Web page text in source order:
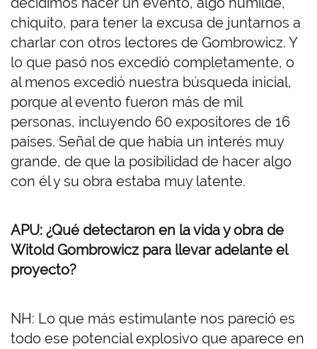
chiquito, para tener la excusa de juntarnos a
charlar con otros lectores de Gombrowicz. Y
lo que pasó nos excedió completamente, o
al menos excedió nuestra búsqueda inicial,
porque al evento fueron más de mil
personas, incluyendo 60 expositores de 16
países. Señal de que había un interés muy
grande, de que la posibilidad de hacer algo
con él y su obra estaba muy latente.
APU: ¿Qué detectaron en la vida y obra de
Witold Gombrowicz para llevar adelante el
proyecto?
NH: Lo que más estimulante nos pareció es
todo ese potencial explosivo que aparece en